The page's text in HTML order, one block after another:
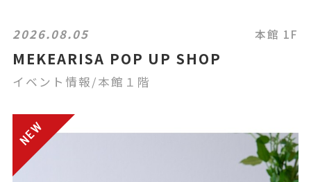
2026.08.05 本館 1F
MEKEARISA POP UP SHOP
イベント情報/本館１階